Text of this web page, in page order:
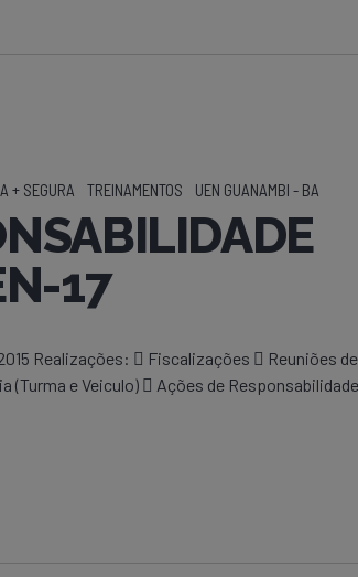
+ SEGURA TREINAMENTOS UEN GUANAMBI - BA
17
Realizações:  Fiscalizações  Reuniões
e Veiculo)  Ações de